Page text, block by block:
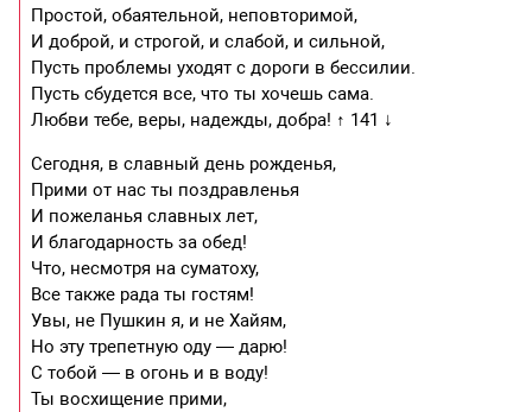
Простой, обаятельной, неповторимой,
И доброй, и строгой, и слабой, и сильной,
Пусть проблемы уходят с дороги в бессилии.
Пусть сбудется все, что ты хочешь сама.
Любви тебе, веры, надежды, добра! ↑ 141 ↓
Сегодня, в славный день рожденья,
Прими от нас ты поздравленья
И пожеланья славных лет,
И благодарность за обед!
Что, несмотря на суматоху,
Все также рада ты гостям!
Увы, не Пушкин я, и не Хайям,
Но эту трепетную оду — дарю!
С тобой — в огонь и в воду!
Ты восхищение прими,